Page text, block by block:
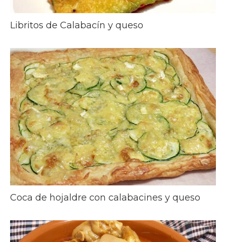
Libritos de Calabacín y queso
Coca de hojaldre con calabacines y queso